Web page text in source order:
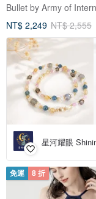
Bullet by Army of
NT$ 2,249 NT$ 2,555
星河耀眼
免運 8 折